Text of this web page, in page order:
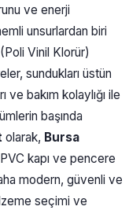
ve enerji
unsurlardan biri
Vinil Klorür)
sundukları üstün
ve bakım kolaylığı ile
başında
olarak, Bursa
kapı ve pencere
modern, güvenli ve
seçimi ve